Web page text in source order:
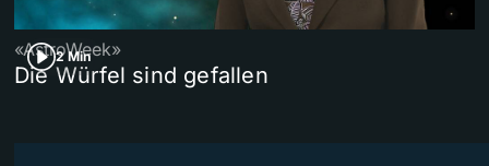
2 Min
«AstroWeek»
Die Würfel sind gefallen